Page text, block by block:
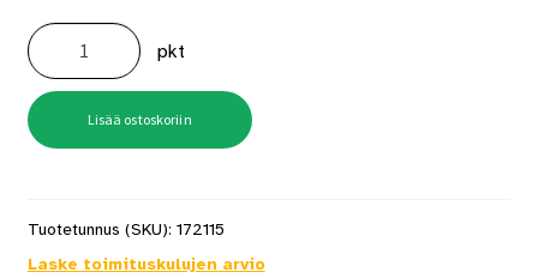
Paristo
Alkali
Max
Plus
AAA
4
kpl/pkt
Energizer
määrä
pkt
Lisää ostoskoriin
Tuotetunnus (SKU): 172115
Laske toimituskulujen arvio